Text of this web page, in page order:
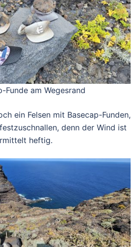
Funde am Wegesrand
ein Felsen mit Basecap-Funden,
denn der Wind ist
heftig.